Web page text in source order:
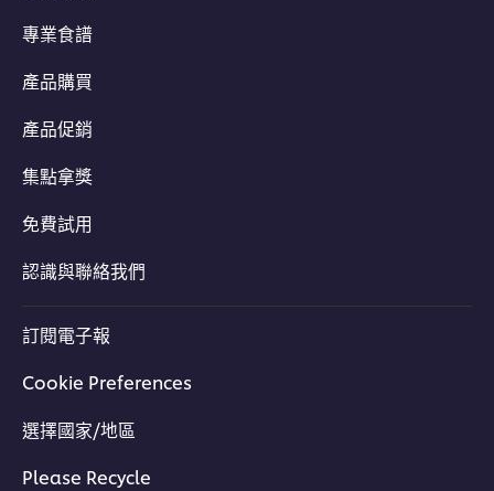
專業食譜
產品購買
產品促銷
集點拿獎
免費試用
認識與聯絡我們
訂閱電子報
Cookie Preferences
選擇國家/地區
Please Recycle